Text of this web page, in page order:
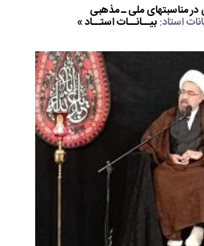
در مناسبتهای ملی ـ مذهبی
استاد:بیــانــات استــاد »